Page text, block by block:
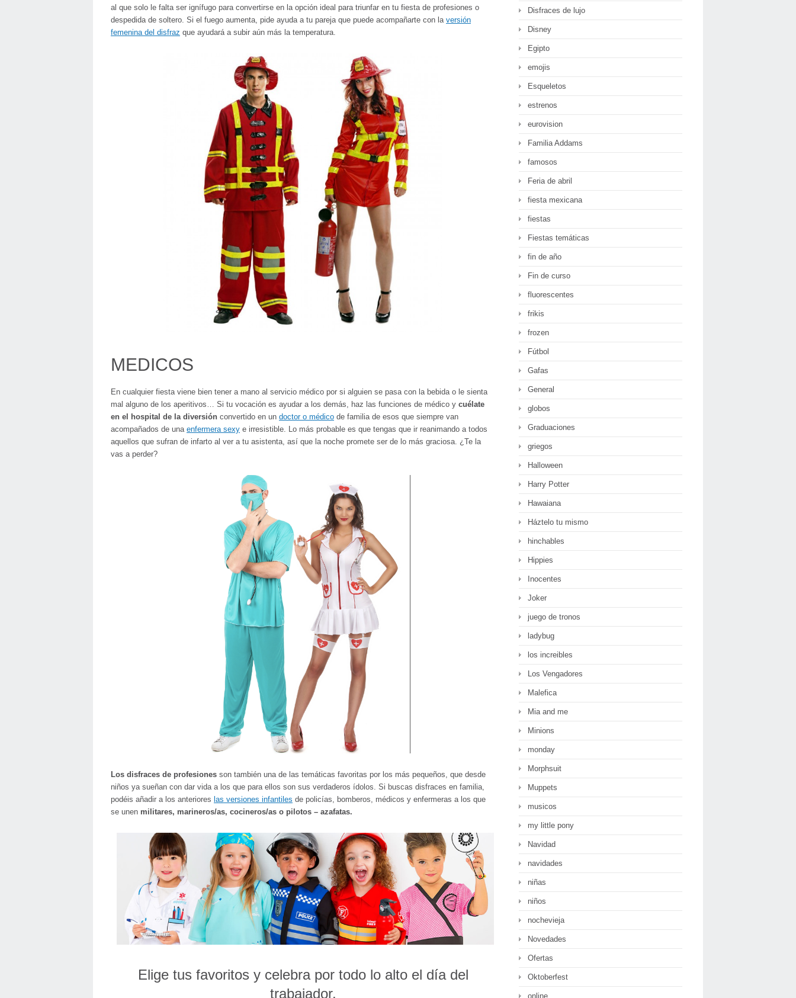
al que solo le falta ser ignífugo para convertirse en la opción ideal para triunfar en tu fiesta de profesiones o
despedida de soltero. Si el fuego aumenta, pide ayuda a tu pareja que puede acompañarte con la versión
femenina del disfraz que ayudará a subir aún más la temperatura.
MEDICOS
En cualquier fiesta viene bien tener a mano al servicio médico por si alguien se pasa con la bebida o le sienta
mal alguno de los aperitivos… Si tu vocación es ayudar a los demás, haz las funciones de médico y cuélate
en el hospital de la diversión convertido en un doctor o médico de familia de esos que siempre van
acompañados de una enfermera sexy e irresistible. Lo más probable es que tengas que ir reanimando a todos
aquellos que sufran de infarto al ver a tu asistenta, así que la noche promete ser de lo más graciosa. ¿Te la
vas a perder?
Los disfraces de profesiones son también una de las temáticas favoritas por los más pequeños, que desde
niños ya sueñan con dar vida a los que para ellos son sus verdaderos ídolos. Si buscas disfraces en familia,
podéis añadir a los anteriores las versiones infantiles de policías, bomberos, médicos y enfermeras a los que
se unen militares, marineros/as, cocineros/as o pilotos – azafatas.
Elige tus favoritos y celebra por todo lo alto el día del
trabajador.
Disfraces de lujo
Disney
Egipto
emojis
Esqueletos
estrenos
eurovision
Familia Addams
famosos
Feria de abril
fiesta mexicana
fiestas
Fiestas temáticas
fin de año
Fin de curso
fluorescentes
frikis
frozen
Fútbol
Gafas
General
globos
Graduaciones
griegos
Halloween
Harry Potter
Hawaiana
Háztelo tu mismo
hinchables
Hippies
Inocentes
Joker
juego de tronos
ladybug
los increibles
Los Vengadores
Malefica
Mia and me
Minions
monday
Morphsuit
Muppets
musicos
my little pony
Navidad
navidades
niñas
niños
nochevieja
Novedades
Ofertas
Oktoberfest
online